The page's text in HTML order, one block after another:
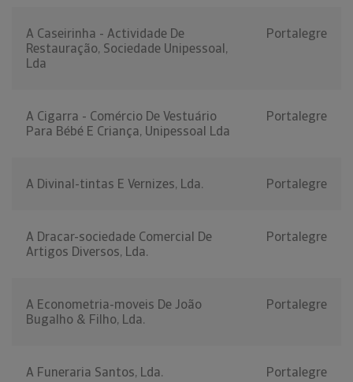
A Caseirinha - Actividade De
Restauração, Sociedade Unipessoal,
Lda
Portalegre
A Cigarra - Comércio De Vestuário
Para Bébé E Criança, Unipessoal Lda
Portalegre
A Divinal-tintas E Vernizes, Lda. Portalegre
A Dracar-sociedade Comercial De
Artigos Diversos, Lda.
Portalegre
A Econometria-moveis De João
Bugalho & Filho, Lda.
Portalegre
A Funeraria Santos, Lda. Portalegre